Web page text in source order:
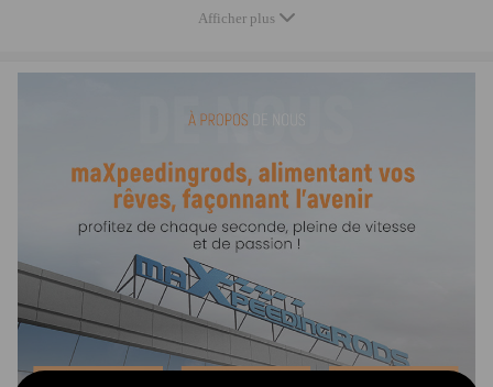
Type d'amortisseur : Double tube
Précharge du ressort : 7-10 mm
Feature:
1. Réglage de la hauteur abaissé de 1" à 3" qui permet
d'abaisser le centre de gravité et ajoute également une position
plus agressive
2. Tension du ressort de précharge réglable pour réduire le
mouvement de secousse dans une certaine mesure
3. Plaque de carrossage réglable et support supérieur de boule
Afficher plus